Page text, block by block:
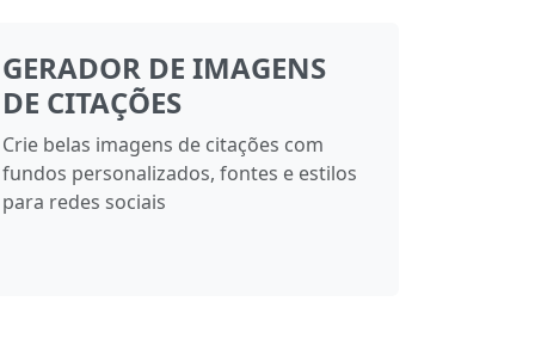
GERADOR DE IMAGENS
DE CITAÇÕES
Crie belas imagens de citações com
fundos personalizados, fontes e estilos
para redes sociais